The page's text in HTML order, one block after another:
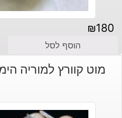
₪180
הוסף לסל
מוט קוורץ למוריה